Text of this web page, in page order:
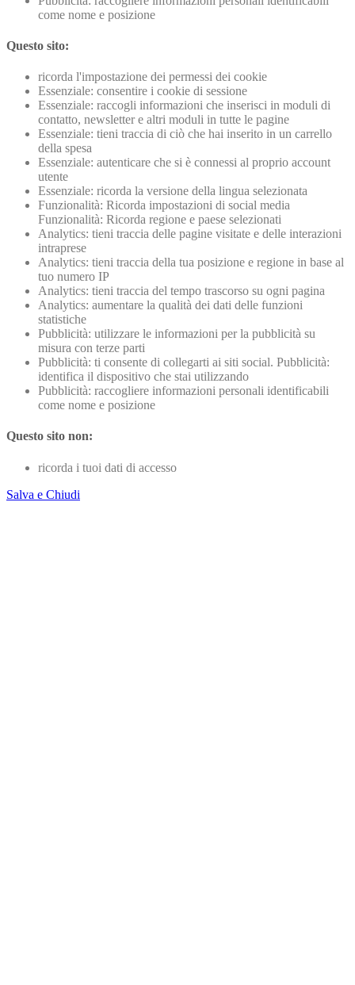
come nome e posizione
Questo sito:
ricorda l'impostazione dei permessi dei cookie
Essenziale: consentire i cookie di sessione
Essenziale: raccogli informazioni che inserisci in moduli di
contatto, newsletter e altri moduli in tutte le pagine
Essenziale: tieni traccia di ciò che hai inserito in un carrello
della spesa
Essenziale: autenticare che si è connessi al proprio account
utente
Essenziale: ricorda la versione della lingua selezionata
Funzionalità: Ricorda impostazioni di social media
Funzionalità: Ricorda regione e paese selezionati
Analytics: tieni traccia delle pagine visitate e delle interazioni
intraprese
Analytics: tieni traccia della tua posizione e regione in base al
tuo numero IP
Analytics: tieni traccia del tempo trascorso su ogni pagina
Analytics: aumentare la qualità dei dati delle funzioni
statistiche
Pubblicità: utilizzare le informazioni per la pubblicità su
misura con terze parti
Pubblicità: ti consente di collegarti ai siti social. Pubblicità:
identifica il dispositivo che stai utilizzando
Pubblicità: raccogliere informazioni personali identificabili
come nome e posizione
Questo sito non:
ricorda i tuoi dati di accesso
Salva e Chiudi